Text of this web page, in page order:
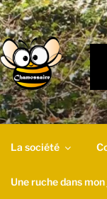
La société
Une ruche dans